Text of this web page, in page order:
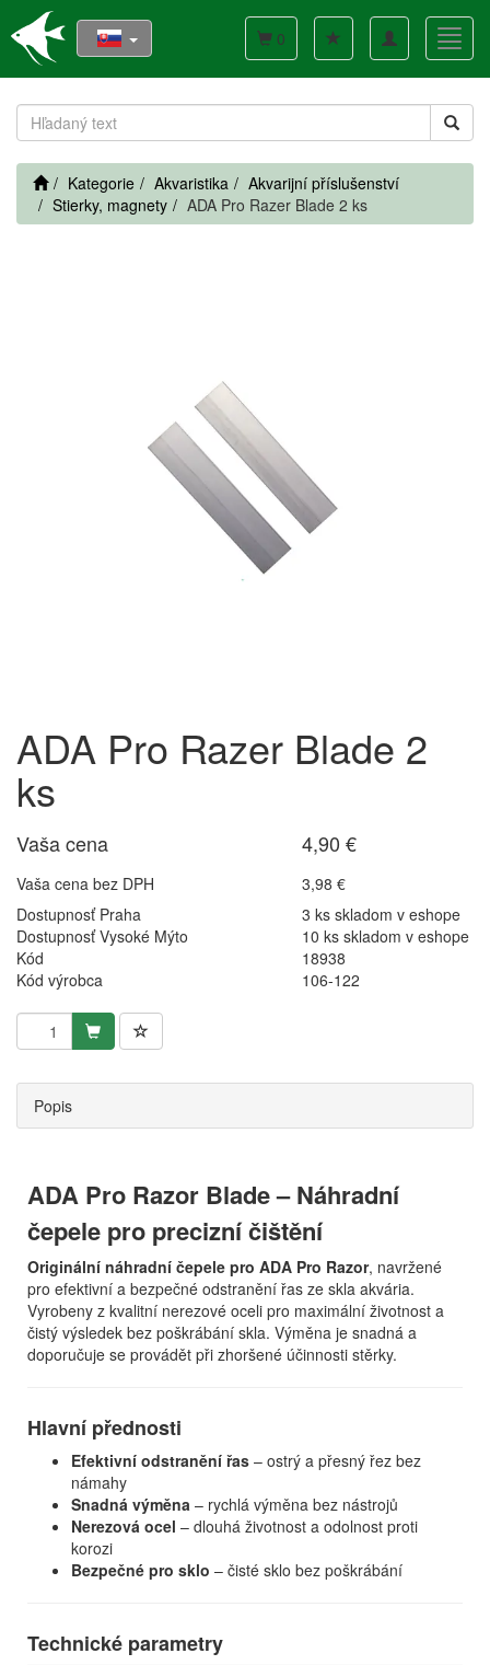
Toggle
navigation
0
Kategorie Akvaristika
Akvarijní příslušenství
Stierky, magnety
ADA Pro Razer Blade 2 ks
ADA Pro Razer Blade 2
ks
Vaša cena 4,90 €
Vaša cena bez DPH
3,98 €
Dostupnosť Praha
3 ks skladom v eshope
Dostupnosť Vysoké Mýto
10 ks skladom v eshope
Kód
18938
Kód výrobca
106-122
Popis
ADA Pro Razor Blade – Náhradní
čepele pro precizní čištění
Originální náhradní čepele pro ADA Pro Razor, navržené
pro efektivní a bezpečné odstranění řas ze skla akvária.
Vyrobeny z kvalitní nerezové oceli pro maximální životnost a
čistý výsledek bez poškrábání skla. Výměna je snadná a
doporučuje se provádět při zhoršené účinnosti stěrky.
Hlavní přednosti
Efektivní odstranění řas – ostrý a přesný řez bez
námahy
Snadná výměna – rychlá výměna bez nástrojů
Nerezová ocel – dlouhá životnost a odolnost proti
korozi
Bezpečné pro sklo – čisté sklo bez poškrábání
Technické parametry